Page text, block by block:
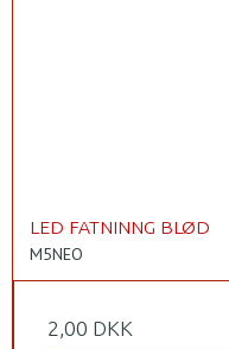
LED FATNINNG BLØD
M5NEO
2,00 DKK